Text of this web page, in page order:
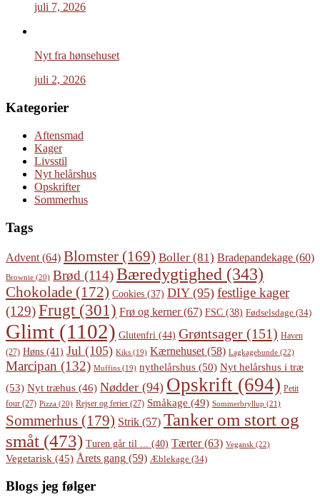
juli 7, 2026
Nyt fra hønsehuset
juli 2, 2026
Kategorier
Aftensmad
Kager
Livsstil
Nyt helårshus
Opskrifter
Sommerhus
Tags
Advent (64) Blomster (169) Boller (81) Bradepandekage (60)
Brownie (20) Brød (114)Bæredygtighed (343)
Chokolade (172) Cookies (37) DIY(95) festlige kager
(129)Frugt(301) Frø og kerner(67) FSC (38) Fødselsdage (34)
Glimt (1102) Glutenfri (44) Grøntsager (151) Haven
(27) Høns (41) Jul (105) Kiks (19) Kærnehuset (58) Lagkagebunde (22)
Marcipan (132) Muffins (19) nythelårshus (50) Nyt helårshus i træ
(53) Nyt træhus (46) Nødder (94) Opskrift (694) Petit
four (27) Pizza (20) Rejser og ferier (27) Småkage (49) Sommerbryllup (21)
Sommerhus (179) Strik (57) Tanker om stort og
småt (473) Turen går til ... (40) Tærter(63) Vegansk (22)
Vegetarisk (45) Årets gang (59) Æblekage (34)
Blogs jeg følger